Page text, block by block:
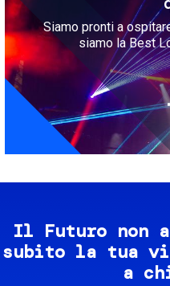
Siamo pronti a
siamo la Best
Il Futuro non
subito la tua
a